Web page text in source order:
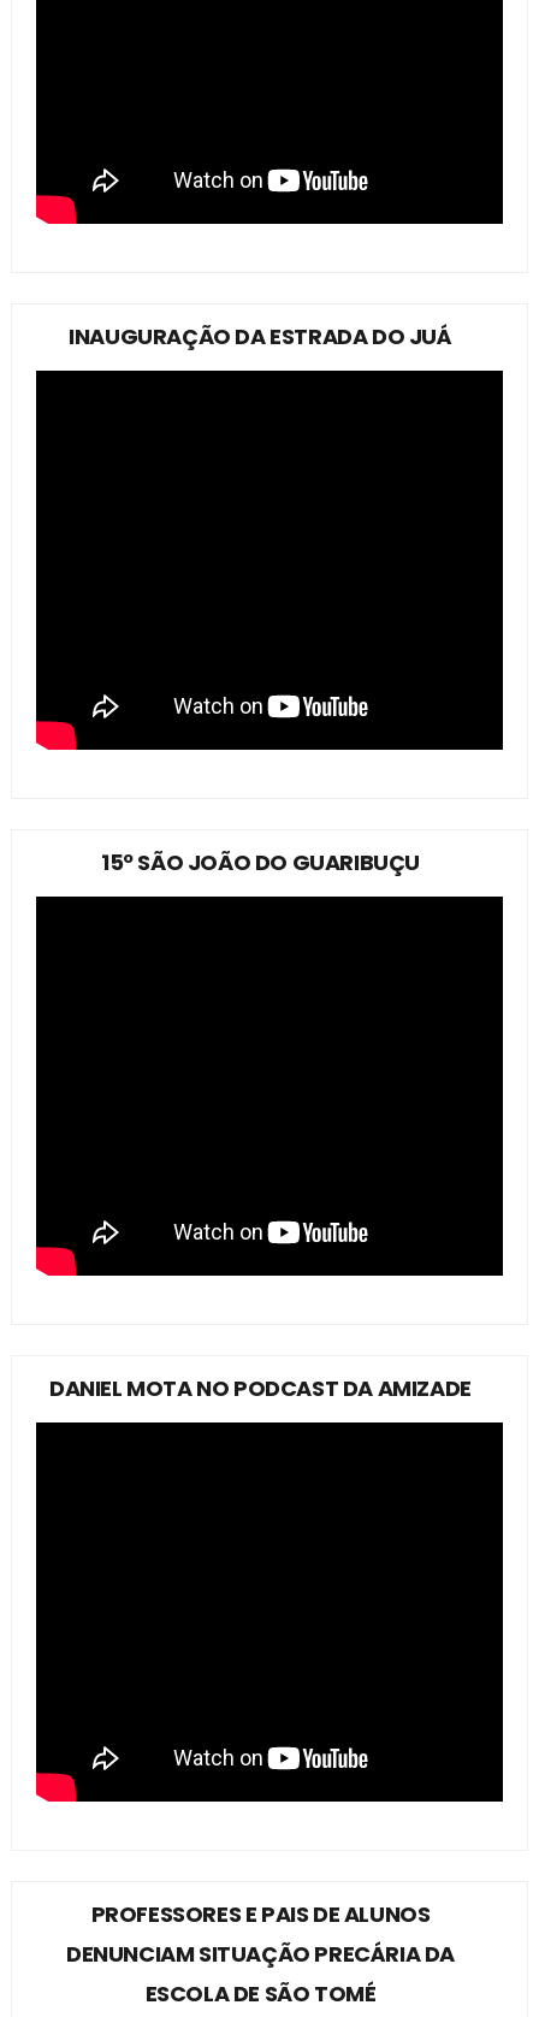
INAUGURAÇÃO DA ESTRADA DO JUÁ
15º SÃO JOÃO DO GUARIBUÇU
DANIEL MOTA NO PODCAST DA AMIZADE
PROFESSORES E PAIS DE ALUNOS
DENUNCIAM SITUAÇÃO PRECÁRIA DA
ESCOLA DE SÃO TOMÉ